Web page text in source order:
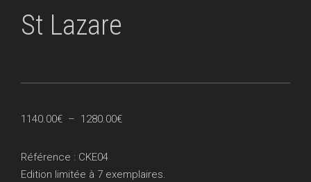
St Lazare
1140.00€ – 1280.00€Plage
1140.00€
Référence : CKE04
Edition limitée à 7 exemplaires.